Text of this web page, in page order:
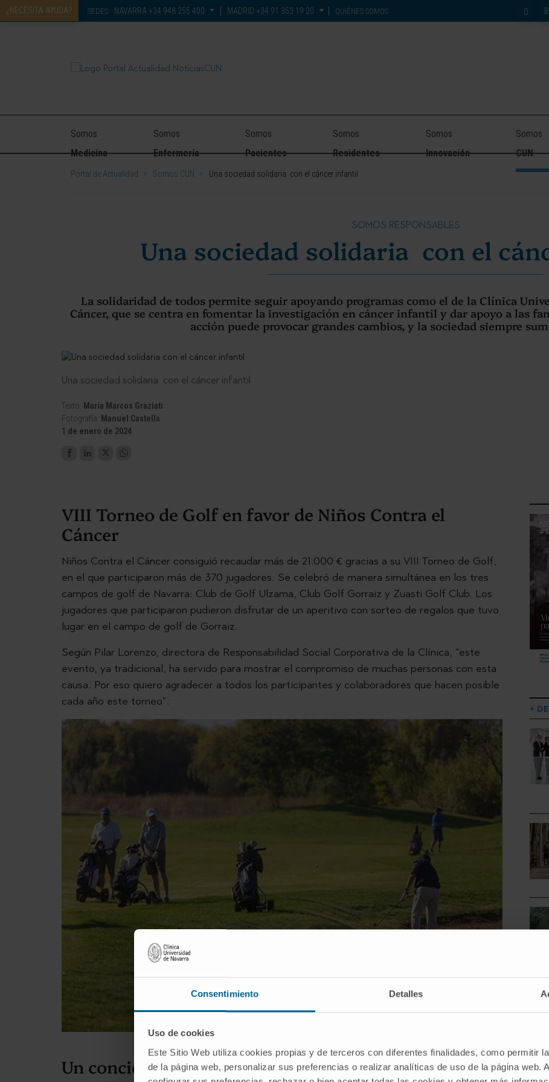
Consentimiento Detalles
Uso de cookies
Este Sitio Web utiliza cookies propias y de terceros con diferentes finalidades, como permitir
de la página web, personalizar sus preferencias o realizar analíticas de uso de la página web.
¿NECESITA AYUDA? SEDES: NAVARRA +34 948 255 400 MADRID +34 91 353 19 20 QUIÉNES SOMOS
Somos
Medicina
Somos
Enfermería
Somos
Pacientes
Somos
Residentes
Somos
Innovación
Somos
CUN
Portal de Actualidad > Somos CUN > Una sociedad solidaria con el cáncer infantil
SOMOS RESPONSABLES
Una sociedad solidaria con el
La solidaridad de todos permite seguir apoyando programas como el de la Clínica
Cáncer, que se centra en fomentar la investigación en cáncer infantil y dar apoyo a las
acción puede provocar grandes cambios, y la sociedad siempre
Una sociedad solidaria con el cáncer infantil
Texto:
María Marcos Graziati
Fotografía:
Manuel Castells
1 de enero de 2024
VIII Torneo de Golf en favor de Niños Contra el
Cáncer
Niños Contra el Cáncer consiguió recaudar más de 21.000 € gracias a su VIII Torneo de Golf,
en el que participaron más de 370 jugadores. Se celebró de manera simultánea en los tres
campos de golf de Navarra: Club de Golf Ulzama, Club Golf Gorraiz y Zuasti Golf Club. Los
jugadores que participaron pudieron disfrutar de un aperitivo con sorteo de regalos que tuvo
lugar en el campo de golf de Gorraiz.
Según Pilar Lorenzo, directora de Responsabilidad Social Corporativa de la Clínica, “este
evento, ya tradicional, ha servido para mostrar el compromiso de muchas personas con esta
causa. Por eso quiero agradecer a todos los participantes y colaboradores que hacen posible
cada año este torneo”.
Un concierto solidario
+